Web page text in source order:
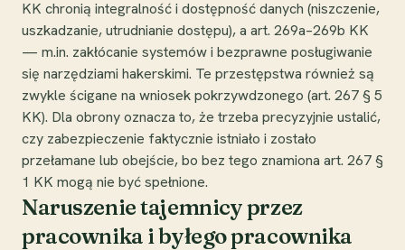
KK chronią integralność i dostępność danych (niszczenie,
uszkadzanie, utrudnianie dostępu), a art. 269a–269b KK
— m.in. zakłócanie systemów i bezprawne posługiwanie
się narzędziami hakerskimi. Te przestępstwa również są
zwykle ścigane na wniosek pokrzywdzonego (art. 267 § 5
KK). Dla obrony oznacza to, że trzeba precyzyjnie ustalić,
czy zabezpieczenie faktycznie istniało i zostało
przełamane lub obejście, bo bez tego znamiona art. 267 §
1 KK mogą nie być spełnione.
Naruszenie tajemnicy przez
pracownika i byłego pracownika